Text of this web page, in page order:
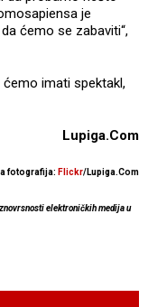
je
ćemo se zabaviti“,
ćemo imati spektakl,
Lupiga.Com
fotografija: Flickr/Lupiga.Com
elektroničkih medija u